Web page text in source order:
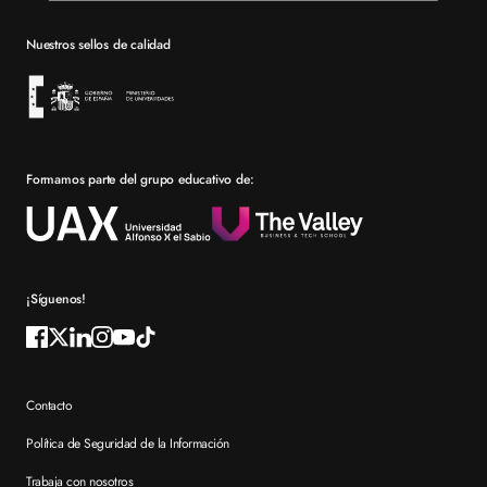
Bolsa de empleo
Por qué elegir XTART
Reconocimientos
Nuestros sellos de calidad
Formamos parte del grupo educativo de:
¡Síguenos!
Contacto
Política de Seguridad de la Información
Trabaja con nosotros